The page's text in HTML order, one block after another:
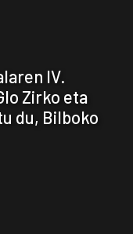
IV.
Zirko eta
du, Bilboko